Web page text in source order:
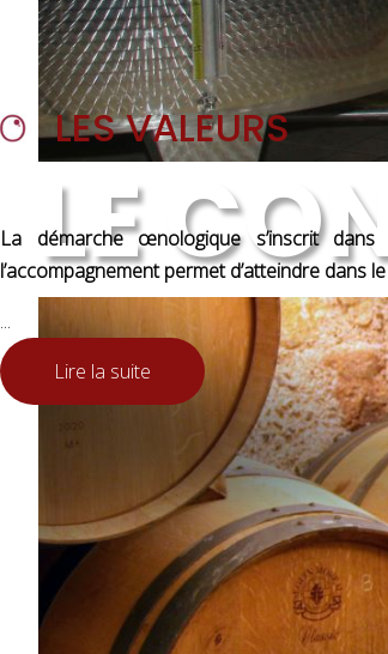
LE
LES VALEURS
La démarche œnologique s’inscrit
l’accompagnement permet d’atteindre
...
Lire la suite